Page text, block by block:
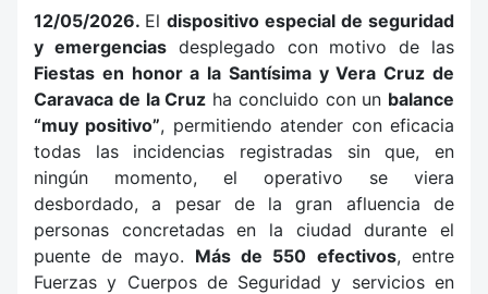
12/05/2026. El dispositivo especial de seguridad
y emergenciasdesplegado con motivo de las
Fiestas en honor a la Santísima y Vera Cruz de
Caravaca de la Cruz ha concluido con un balance
“muy positivo”, permitiendo atender con eficacia
todas las incidencias registradas sin que, en
ningún momento, el operativo se viera
desbordado, a pesar de la gran afluencia de
personas concretadas en la ciudad durante el
puente de mayo. Más de 550 efectivos, entre
Fuerzas y Cuerpos de Seguridad y servicios en